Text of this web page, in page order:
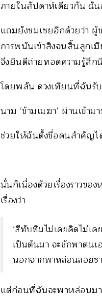
ภายในสัปดาห์เดียวกัน ฉัน
แถมยังชมเชยอีกด้วยว่า ผู้
การพนันเข้าสิงจนสิ้นลูกเ
จึงยินดีถ่ายทอดความรู้สึก
โดยพลัน ดวงเทียนที่ฉันรั
นาม ‘ข้ามเมฆา’ ผ่านเข้า
ช่วยให้ฉันตั้งชื่อคนสำคัญ
นั่นก็เนื่องด้วยเรื่องราวข
เรื่องว่า
‘สีทับทิมไม่เคยคิดไม่เ
เป็นต้นมา จะชักพาตน
นอกจากพาหล่อนลอยช
แต่ก่อนที่ฉันจะพาหล่อนม